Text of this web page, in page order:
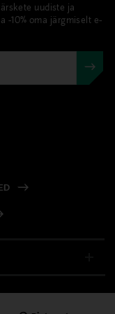
uudiste ja
-10% oma järgmiselt e-